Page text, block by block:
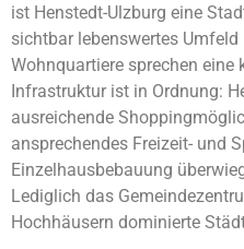
ist Henstedt-Ulzburg eine
sichtbar lebenswertes
Wohnquartiere sprechen eine
Infrastruktur ist in Ordnung:
ausreichende
ansprechendes Freizeit- und
Einzelhausbebauung
Lediglich das
Hochhäusern dominierte